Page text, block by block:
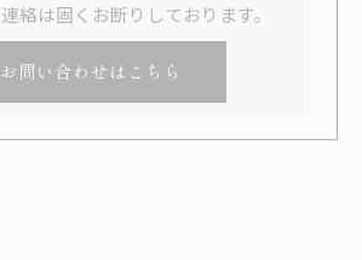
絡は固くお断りしております。
お問い合わせはこちら